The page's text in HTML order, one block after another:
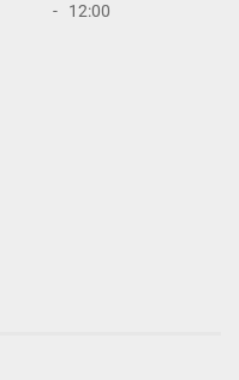
-
12:00